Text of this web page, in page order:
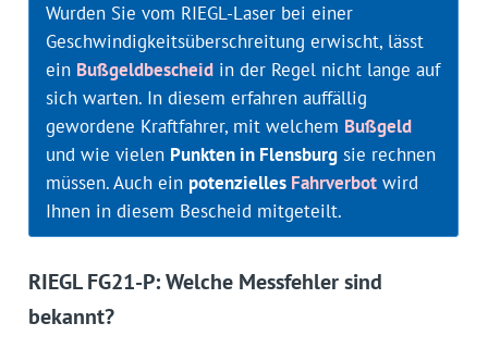
Wurden Sie vom RIEGL-Laser bei einer
Geschwindigkeitsüberschreitung erwischt, lässt
ein Bußgeldbescheidin der Regel nicht lange auf
sich warten. In diesem erfahren auffällig
gewordene Kraftfahrer, mit welchem Bußgeld
und wie vielen Punkten in Flensburgsie rechnen
müssen. Auch ein potenzielles Fahrverbotwird
Ihnen in diesem Bescheid mitgeteilt.
RIEGL FG21-P: Welche Messfehler sind
bekannt?